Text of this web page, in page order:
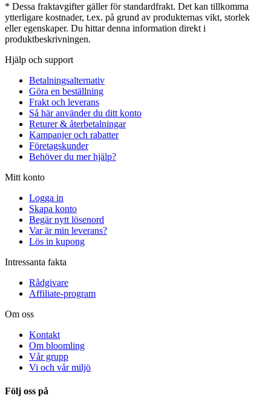
* Dessa fraktavgifter gäller för standardfrakt. Det kan tillkomma
ytterligare kostnader, t.ex. på grund av produkternas vikt, storlek
eller egenskaper. Du hittar denna information direkt i
produktbeskrivningen.
Hjälp och support
Betalningsalternativ
Göra en beställning
Frakt och leverans
Så här använder du ditt konto
Returer & återbetalningar
Kampanjer och rabatter
Företagskunder
Behöver du mer hjälp?
Mitt konto
Logga in
Skapa konto
Begär nytt lösenord
Var är min leverans?
Lös in kupong
Intressanta fakta
Rådgivare
Affiliate-program
Om oss
Kontakt
Om bloomling
Vår grupp
Vi och vår miljö
Följ oss på